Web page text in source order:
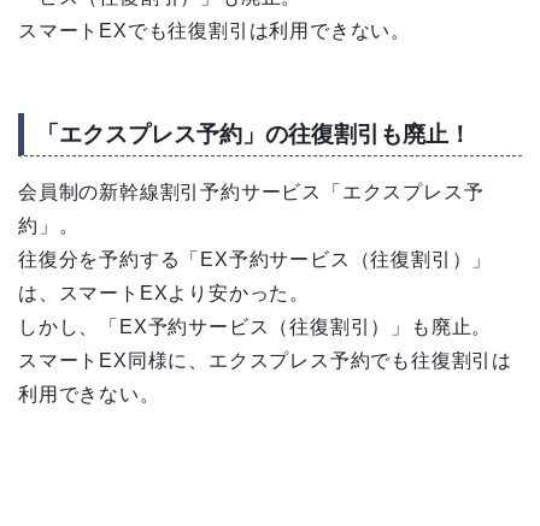
スマートEXでも往復割引は利用できない。
「エクスプレス予約」の往復割引も廃止！
会員制の新幹線割引予約サービス「エクスプレス予
約」。
往復分を予約する「EX予約サービス（往復割引）」
は、スマートEXより安かった。
しかし、「EX予約サービス（往復割引）」も廃止。
スマートEX同様に、エクスプレス予約でも往復割引は
利用できない。